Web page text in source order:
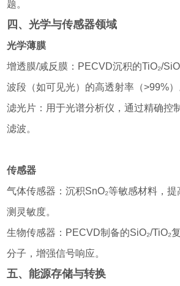
题。
四、光学与传感器领域
光学薄膜
增透膜/减反膜：PECVD沉积的TiO₂/
波段（如可见光）的高透射率（>99%）
滤光片：用于光谱分析仪，通过精确控
滤波。
传感器
气体传感器：沉积SnO₂等敏感材料，
测灵敏度。
生物传感器：PECVD制备的SiO₂/TiO₂
分子，增强信号响应。
五、能源存储与转换